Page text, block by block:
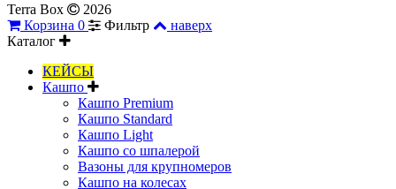
Terra Box
2026
Корзина 0 Фильтр
наверх
Каталог
КЕЙСЫ
Кашпо
Кашпо Premium
Кашпо Standard
Кашпо Light
Кашпо со шпалерой
Вазоны для крупномеров
Кашпо на колесах